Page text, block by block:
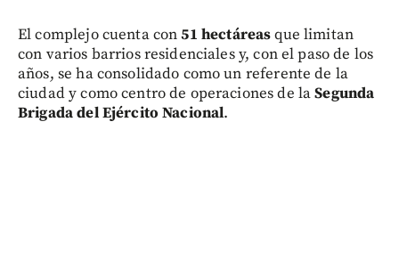
El complejo cuenta con51 hectáreasque limitan
con varios barrios residenciales y, con el paso de los
años, se ha consolidado como un referente de la
ciudad y como centro de operaciones de laSegunda
Brigada del Ejército Nacional.